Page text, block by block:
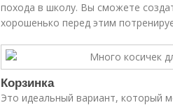
похода в школу. Вы сможете
хорошенько перед этим
Корзинка
Это идеальный вариант, который